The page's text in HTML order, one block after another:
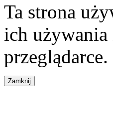
Ta strona
ich
przeglądarce.